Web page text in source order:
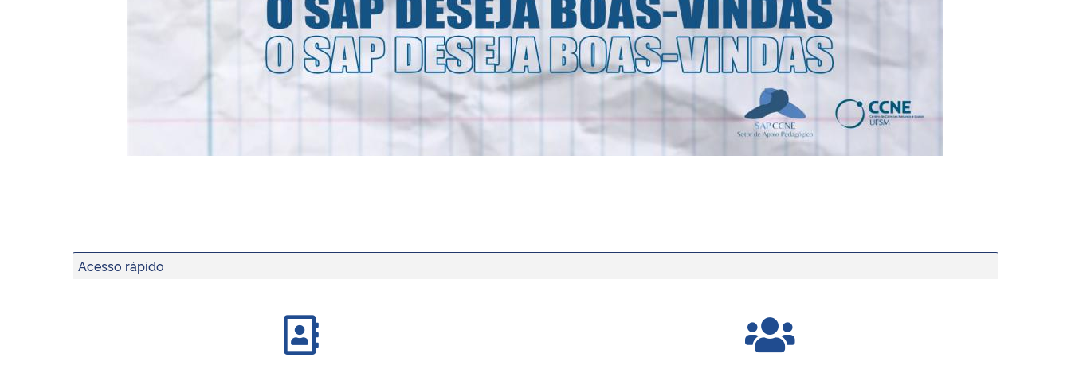
Acesso rápido